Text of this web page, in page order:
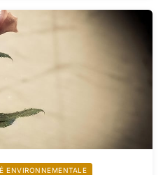
ENVIRONNEMENTALE